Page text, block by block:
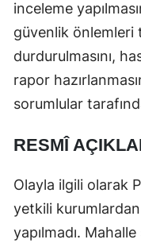
inceleme
güvenlik önlemleri
durdurulmasını,
rapor
sorumlular
RESMÎ
Olayla ilgili olarak
yetkili
yapılmadı.